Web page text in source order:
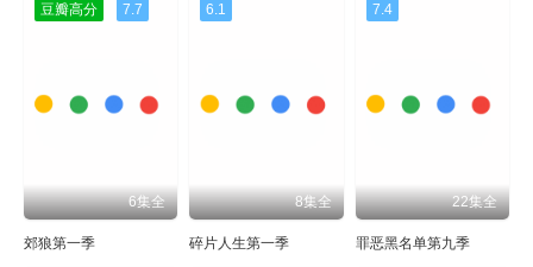
豆瓣高分 7.7
6集全
郊狼第一季
6.1
8集全
碎片人生第一季
7.4
22集全
罪恶黑名单第九季